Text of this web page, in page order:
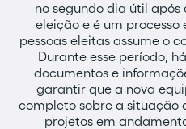
no segundo dia útil
eleição e é um processo
pessoas eleitas assume o
Durante esse período,
documentos e
garantir que a nova
completo sobre a situação
projetos em